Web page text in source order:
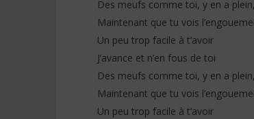
Des meufs comme toi, y en a
Maintenant que tu vois
Un peu trop facile à t’avoir
J’avance et n’en fous de toi
Des meufs comme toi, y en a
Maintenant que tu vois
Un peu trop facile à t’avoir